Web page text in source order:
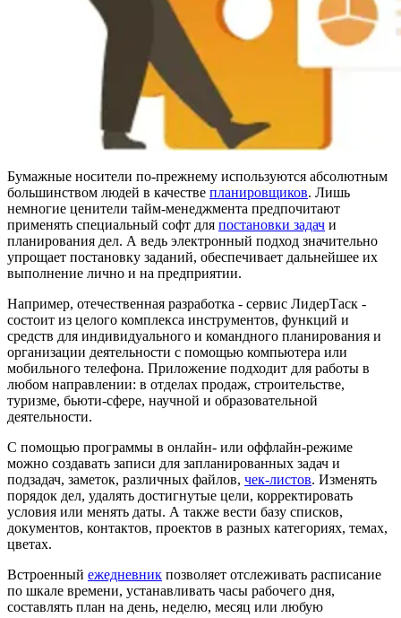
Бумажные носители по-прежнему используются абсолютным
большинством людей в качестве планировщиков. Лишь
немногие ценители тайм-менеджмента предпочитают
применять специальный софт для постановки задач и
планирования дел. А ведь электронный подход значительно
упрощает постановку заданий, обеспечивает дальнейшее их
выполнение лично и на предприятии.
Например, отечественная разработка - сервис ЛидерТаск -
состоит из целого комплекса инструментов, функций и
средств для индивидуального и командного планирования и
организации деятельности с помощью компьютера или
мобильного телефона. Приложение подходит для работы в
любом направлении: в отделах продаж, строительстве,
туризме, бьюти-сфере, научной и образовательной
деятельности.
С помощью программы в онлайн- или оффлайн-режиме
можно создавать записи для запланированных задач и
подзадач, заметок, различных файлов, чек-листов. Изменять
порядок дел, удалять достигнутые цели, корректировать
условия или менять даты. А также вести базу списков,
документов, контактов, проектов в разных категориях, темах,
цветах.
Встроенный ежедневник позволяет отслеживать расписание
по шкале времени, устанавливать часы рабочего дня,
составлять план на день, неделю, месяц или любую